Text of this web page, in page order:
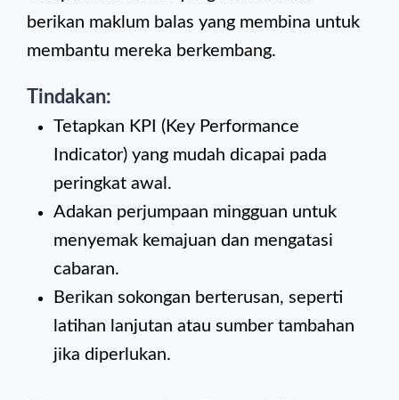
berikan maklum balas yang membina untuk
membantu mereka berkembang.
Tindakan:
Tetapkan KPI (Key Performance
Indicator) yang mudah dicapai pada
peringkat awal.
Adakan perjumpaan mingguan untuk
menyemak kemajuan dan mengatasi
cabaran.
Berikan sokongan berterusan, seperti
latihan lanjutan atau sumber tambahan
jika diperlukan.